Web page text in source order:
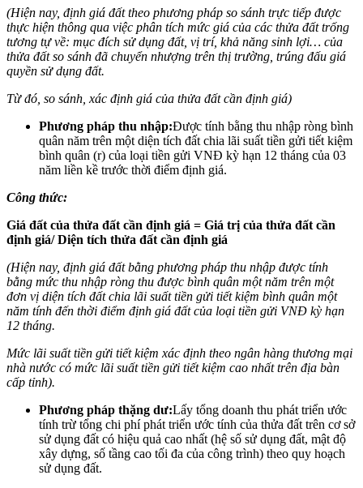
(Hiện nay, định giá đất theo phương pháp so sánh trực tiếp được
thực hiện thông qua việc phân tích mức giá của các thửa đất trống
tương tự về: mục đích sử dụng đất, vị trí, khả năng sinh lợi… của
thửa đất so sánh đã chuyển nhượng trên thị trường, trúng đấu giá
quyền sử dụng đất.
Từ đó, so sánh, xác định giá của thửa đất cần định giá)
Phương pháp thu nhập:Được tính bằng thu nhập ròng bình
quân năm trên một diện tích đất chia lãi suất tiền gửi tiết kiệm
bình quân (r) của loại tiền gửi VNĐ kỳ hạn 12 tháng của 03
năm liền kề trước thời điểm định giá.
Công thức:
Giá đất của thửa đất cần định giá = Giá trị của thửa đất cần
định giá/ Diện tích thửa đất cần định giá
(Hiện nay, định giá đất bằng phương pháp thu nhập được tính
bằng mức thu nhập ròng thu được bình quân một năm trên một
đơn vị diện tích đất chia lãi suất tiền gửi tiết kiệm bình quân một
năm tính đến thời điểm định giá đất của loại tiền gửi VNĐ kỳ hạn
12 tháng.
Mức lãi suất tiền gửi tiết kiệm xác định theo ngân hàng thương mại
nhà nước có mức lãi suất tiền gửi tiết kiệm cao nhất trên địa bàn
cấp tỉnh).
Phương pháp thặng dư:Lấy tổng doanh thu phát triển ước
tính trừ tổng chi phí phát triển ước tính của thửa đất trên cơ sở
sử dụng đất có hiệu quả cao nhất (hệ số sử dụng đất, mật độ
xây dựng, số tầng cao tối đa của công trình) theo quy hoạch
sử dụng đất.